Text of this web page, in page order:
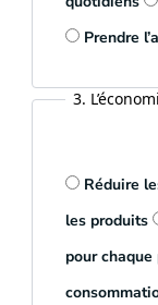
Prendre
3.
Réduire
les produits
pour